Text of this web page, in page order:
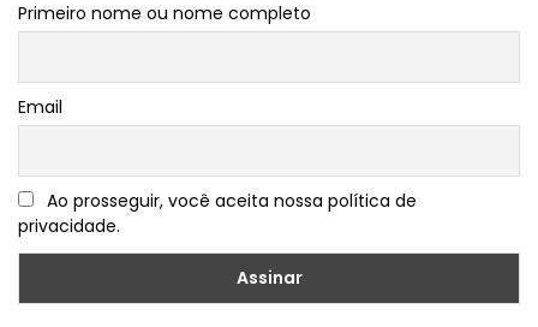
Primeiro nome ou nome completo
Email
Ao prosseguir, você aceita nossa política de
privacidade.